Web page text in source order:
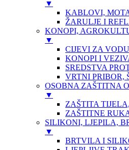
▼
KABLOVI,
ŽARULJE I
KONOPI,
▼
CIJEVI ZA
KONOPI I
SREDSTVA
VRTNI PRIBOR,
OSOBNA ZAŠTITNA
▼
ZAŠTITA
ZAŠTITNE
SILIKONI, LJEPILA,
▼
BRTVILA I